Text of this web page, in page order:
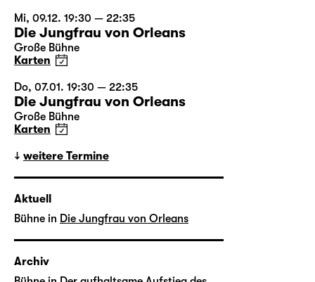
Mi, 09.12. 19:30 — 22:35
Die Jungfrau von Orleans
Große Bühne
Karten
Do, 07.01. 19:30 — 22:35
Die Jungfrau von Orleans
Große Bühne
Karten
weitere Termine
Aktuell
Bühne in Die Jungfrau von Orleans
Archiv